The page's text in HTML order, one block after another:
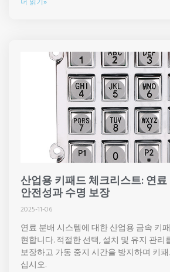
산업용 키패드 체크리스트: 연
안전성과 수명 보장
2025-11-06
연료 분배 시스템에 대한 산업용 금속 키
현합니다. 적절한 선택, 설치 및 유지 관리
보장하고 가동 중지 시간을 방지하며 키
십시오.